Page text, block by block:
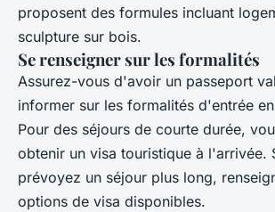
proposent des formules incluant
sculpture sur bois.
Se renseigner sur les formalités
Assurez-vous d'avoir un passeport
informer sur les formalités d'entrée
Pour des séjours de courte durée,
obtenir un visa touristique à l'arrivée.
prévoyez un séjour plus long,
options de visa disponibles.